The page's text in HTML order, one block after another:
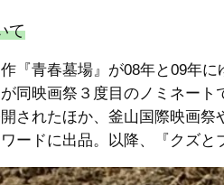
て
『青春墓場』が08年と09年
同映画祭３度目のノミネー
されたほか、釜山国際映画
ードに出品。以降、『クズと